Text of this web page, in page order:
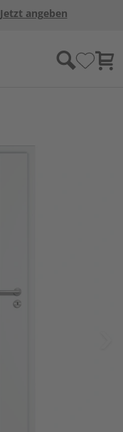
Jetzt angeben